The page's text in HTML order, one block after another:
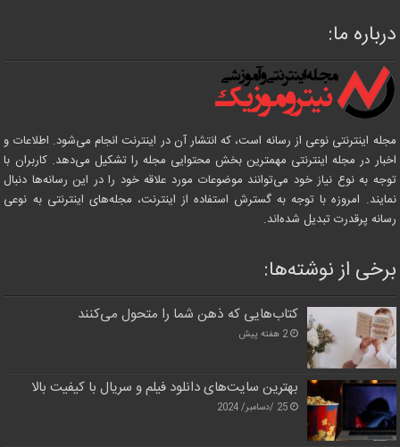
درباره ما:
مجله اینترنتی نوعی از رسانه است، که انتشار آن در اینترنت انجام می‌شود. اطلاعات و
اخبار در مجله اینترنتی مهمترین بخش محتوایی مجله را تشکیل می‌دهد. کاربران با
توجه به نوع نیاز خود می‌توانند موضوعات مورد علاقه خود را در این رسانه‌ها دنبال
نمایند. امروزه با توجه به گسترش استفاده از اینترنت، مجله‌های اینترنتی به نوعی
رسانه پرقدرت تبدیل شده‌اند.
برخی از نوشته‌ها:
کتاب‌هایی که ذهن شما را متحول می‌کنند
2 هفته پیش
بهترین سایت‌های دانلود فیلم و سریال با کیفیت بالا
25 /دسامبر/ 2024